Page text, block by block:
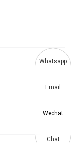
Whatsapp
Email
Wechat
Chat